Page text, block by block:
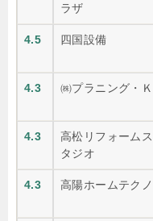
ラザ
4.5 四国設備
4.3 ㈱プラニング・Ｋ
4.3
高松リフォームス
タジオ
4.3 高陽ホームテクノ